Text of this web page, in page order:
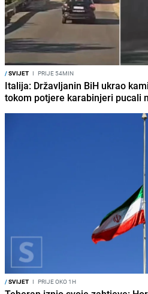
/SVIJET I PRIJE 54MIN
Italija: Državljanin BiH ukrao
tokom potjere karabinjeri pucali
/SVIJET I PRIJE OKO 1H